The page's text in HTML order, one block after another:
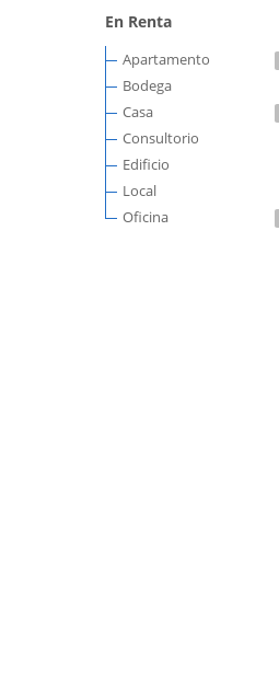
En Renta
Apartamento
Bodega
Casa
Consultorio
Edificio
Local
Oficina